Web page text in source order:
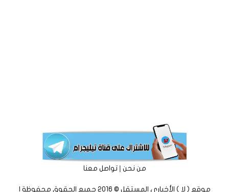
من نحن|تواصل معنا
موقع ( لا ) الأخباري المستقل © 2016 جميع الحقوق محفوظة |